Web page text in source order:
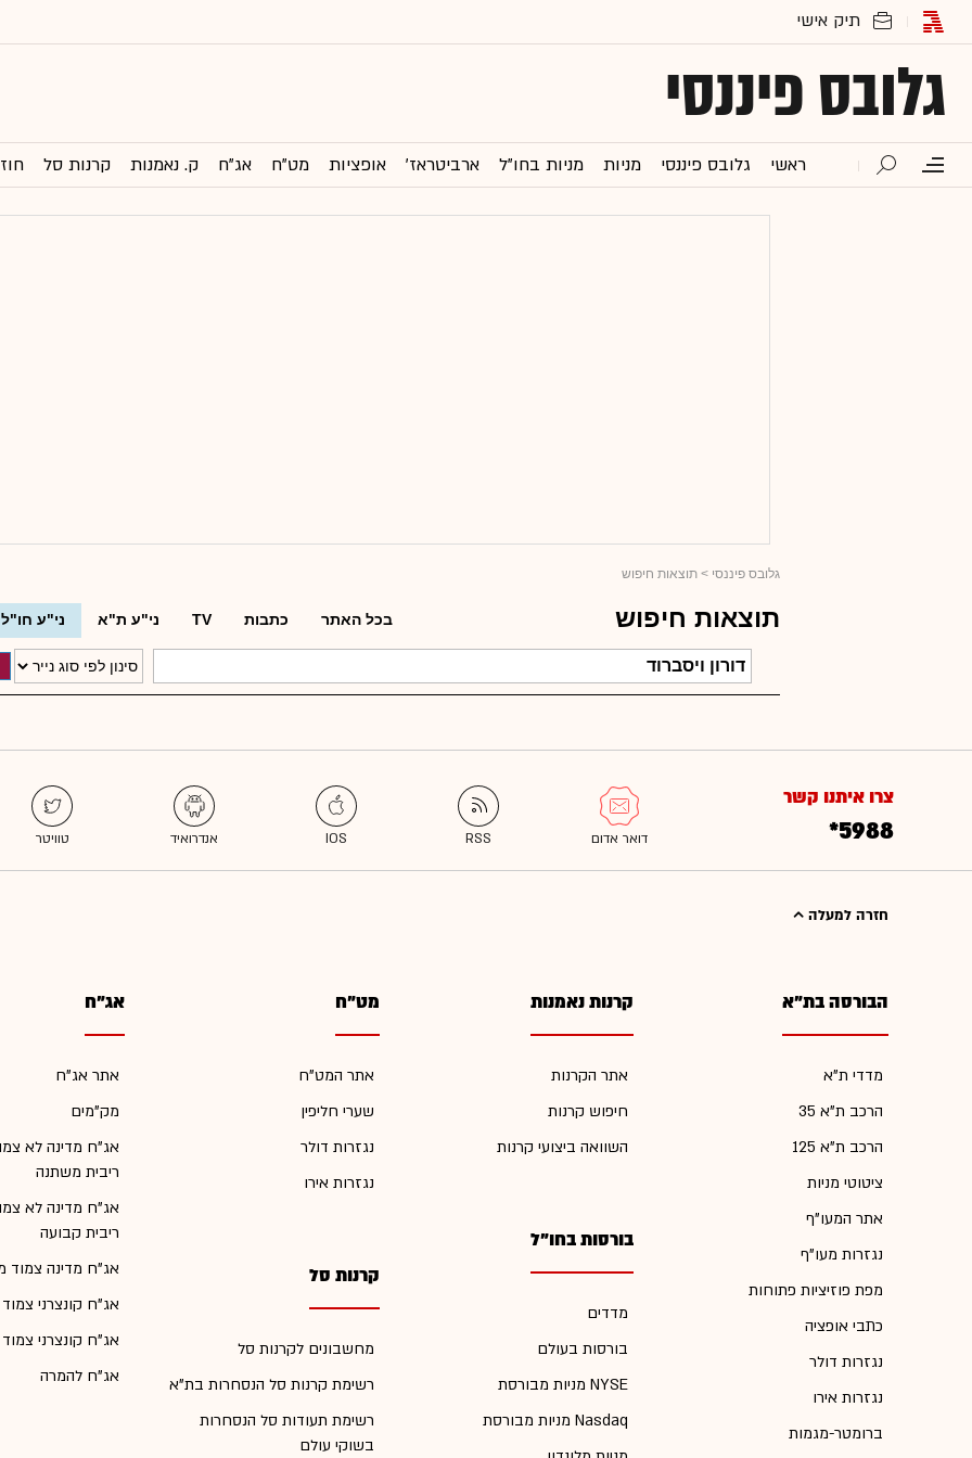
גלובס פיננסי
ראשי גלובס פיננסי מניות מניות בחו"ל ארביטראז' אופציות מט"ח אג"ח ק. נאמנות קרנות סל
גלובס פיננסי > תוצאות חיפוש
תוצאות חיפוש בכל האתר כתבות TV ני"ע ת"א ני"ע חו"ל
צרו איתנו קשר
*5988
חזרה למעלה
הבורסה בת"א
מדדי ת"א
הרכב ת"א 35
הרכב ת"א 125
ציטוטי מניות
אתר המעו"ף
נגזרות מעו"ף
מפת פוזיציות פתוחות
כתבי אופציה
נגזרות דולר
נגזרות אירו
ברומטר-מגמות
קרנות נאמנות
אתר הקרנות
חיפוש קרנות
השוואה ביצועי קרנות
בורסות בחו"ל
מדדים
בורסות בעולם
מניות מבורסת NYSE
מניות מבורסת Nasdaq
מט"ח
אתר המט"ח
שערי חליפין
נגזרות דולר
נגזרות אירו
קרנות סל
מחשבונים לקרנות סל
רשימת קרנות סל הנסחרות בת"א
רשימת תעודות סל הנסחרות
בשוקי עולם
אג"ח
אתר אג"ח
מק"מים
אג"ח מדינה לא
ריבית משתנה
אג"ח מדינה לא
ריבית קבועה
אג"ח מדינה צמוד
אג"ח קונצרני
אג"ח קונצרני
אג"ח להמרה